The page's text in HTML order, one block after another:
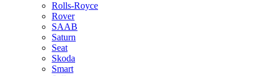
Rolls-Royce
Rover
SAAB
Saturn
Seat
Skoda
Smart